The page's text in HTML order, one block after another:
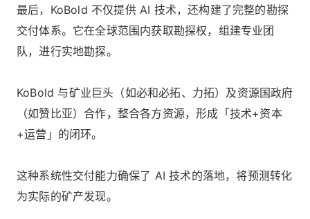
最后，KoBold 不仅提供 AI 技术，还构建了完整的勘探
交付体系。它在全球范围内获取勘探权，组建专业团
队，进行实地勘探。
KoBold 与矿业巨头（如必和必拓、力拓）及资源国政府
（如赞比亚）合作，整合各方资源，形成「技术+资本
+运营」的闭环。
这种系统性交付能力确保了 AI 技术的落地，将预测转化
为实际的矿产发现。